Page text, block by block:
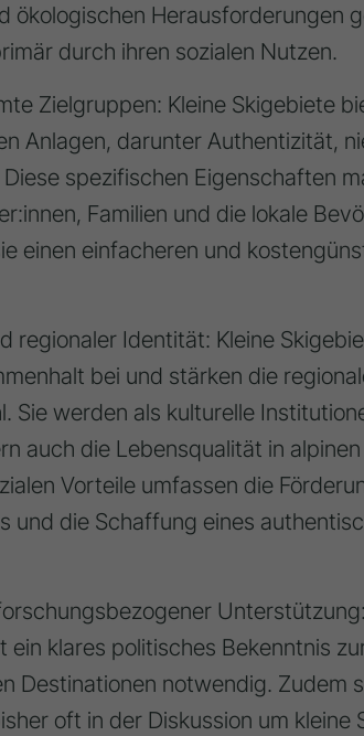
ökologischen Herausforderungen
durch ihren sozialen Nutzen.
Zielgruppen: Kleine Skigebiete
Anlagen, darunter Authentizität,
Diese spezifischen Eigenschaften
Familien und die lokale
einen einfacheren und
regionaler Identität: Kleine
bei und stärken die
. Sie werden als kulturelle
auch die Lebensqualität in
Vorteile umfassen die
und die Schaffung eines
Unterstützung:
ein klares politisches Bekenntnis
Destinationen notwendig. Zudem
oft in der Diskussion um kleine